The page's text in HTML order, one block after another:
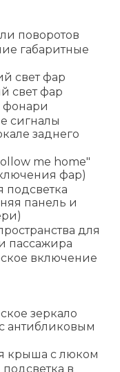
поворотов
габаритные
свет фар
свет фар
фонари
сигналы
заднего
me home"
фар)
подсветка
панель и
для
пассажира
включение
зеркало
антибликовым
крыша с люком
в